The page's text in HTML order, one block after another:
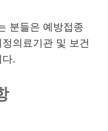
분들은 예방접종
의료기관 및 보건
.